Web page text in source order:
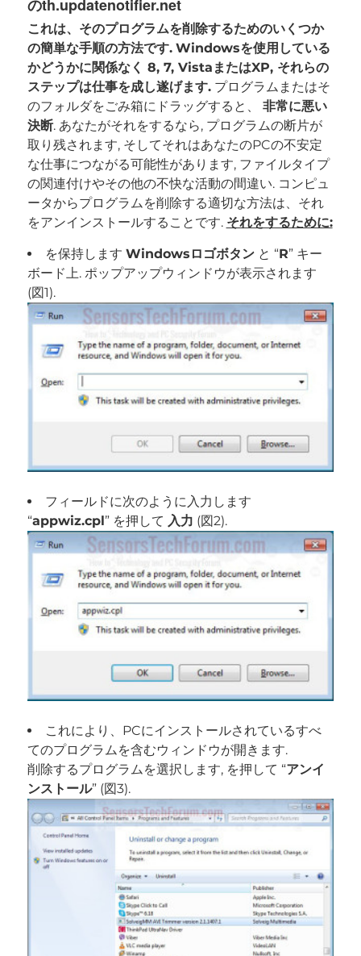
のth.updatenotifier.net
これは、そのプログラムを削除するためのいくつか
の簡単な手順の方法です. Windowsを使用している
かどうかに関係なく 8, 7, VistaまたはXP, それらの
ステップは仕事を成し遂げます.プログラムまたはそ
のフォルダをごみ箱にドラッグすると、 非常に悪い
決断. あなたがそれをするなら, プログラムの断片が
取り残されます, そしてそれはあなたのPCの不安定
な仕事につながる可能性があります, ファイルタイプ
の関連付けやその他の不快な活動の間違い. コンピュ
ータからプログラムを削除する適切な方法は、それ
をアンインストールすることです. それをするために:
を保持します Windowsロゴボタンと “R” キー
ボード上. ポップアップウィンドウが表示されます
(図1).
フィールドに次のように入力します
“appwiz.cpl” を押して 入力 (図2).
これにより、PCにインストールされているすべ
てのプログラムを含むウィンドウが開きます.
削除するプログラムを選択します, を押して “アンイ
ンストール” (図3).